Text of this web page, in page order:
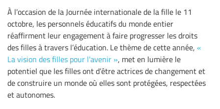
À l’occasion de la Journée internationale de la fille le 11
octobre, les personnels éducatifs du monde entier
réaffirment leur engagement à faire progresser les droits
des filles à travers l’éducation. Le thème de cette année, «
La vision des filles pour l’avenir », met en lumière le
potentiel que les filles ont d’être actrices de changement et
de construire un monde où elles sont protégées, respectées
et autonomes.